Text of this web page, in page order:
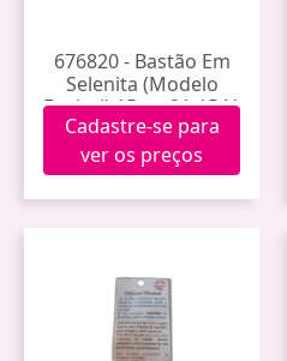
676820 - Bastão Em
Selenita (Modelo
Espiral) 15cm 21-1541
Cadastre-se para
ver os preços